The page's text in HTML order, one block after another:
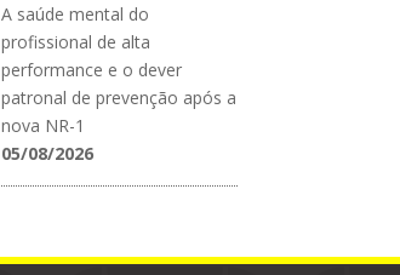
A saúde mental do
profissional de alta
performance e o dever
patronal de prevenção após a
nova NR-1
05/08/2026